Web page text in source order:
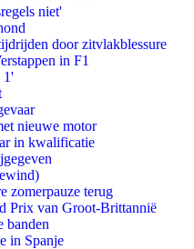
niet'
door zitvlakblessure
in F1
1'
nieuwe motor
in kwalificatie
zomerpauze terug
Prix van Groot-Brittannië
banden
in Spanje